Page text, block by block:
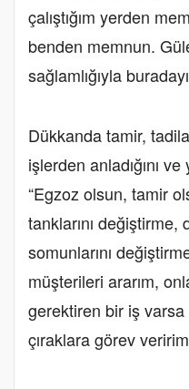
çalıştığım yerden
benden memnun.
sağlamlığıyla
Dükkanda tamir,
işlerden anladığını
“Egzoz olsun, tamir
tanklarını değiştirme,
somunlarını
müşterileri ararım,
gerektiren bir iş
çıraklara görev